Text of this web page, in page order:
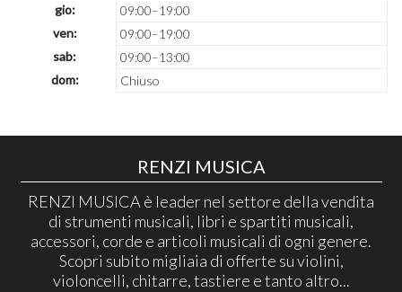
gio:
09:00–19:00
ven:
09:00–19:00
sab:
09:00–13:00
dom:
Chiuso
RENZI MUSICA
RENZI MUSICA è leader nel settore della vendita
di strumenti musicali, libri e spartiti musicali,
accessori, corde e articoli musicali di ogni genere.
Scopri subito migliaia di offerte su violini,
violoncelli, chitarre, tastiere e tanto altro...